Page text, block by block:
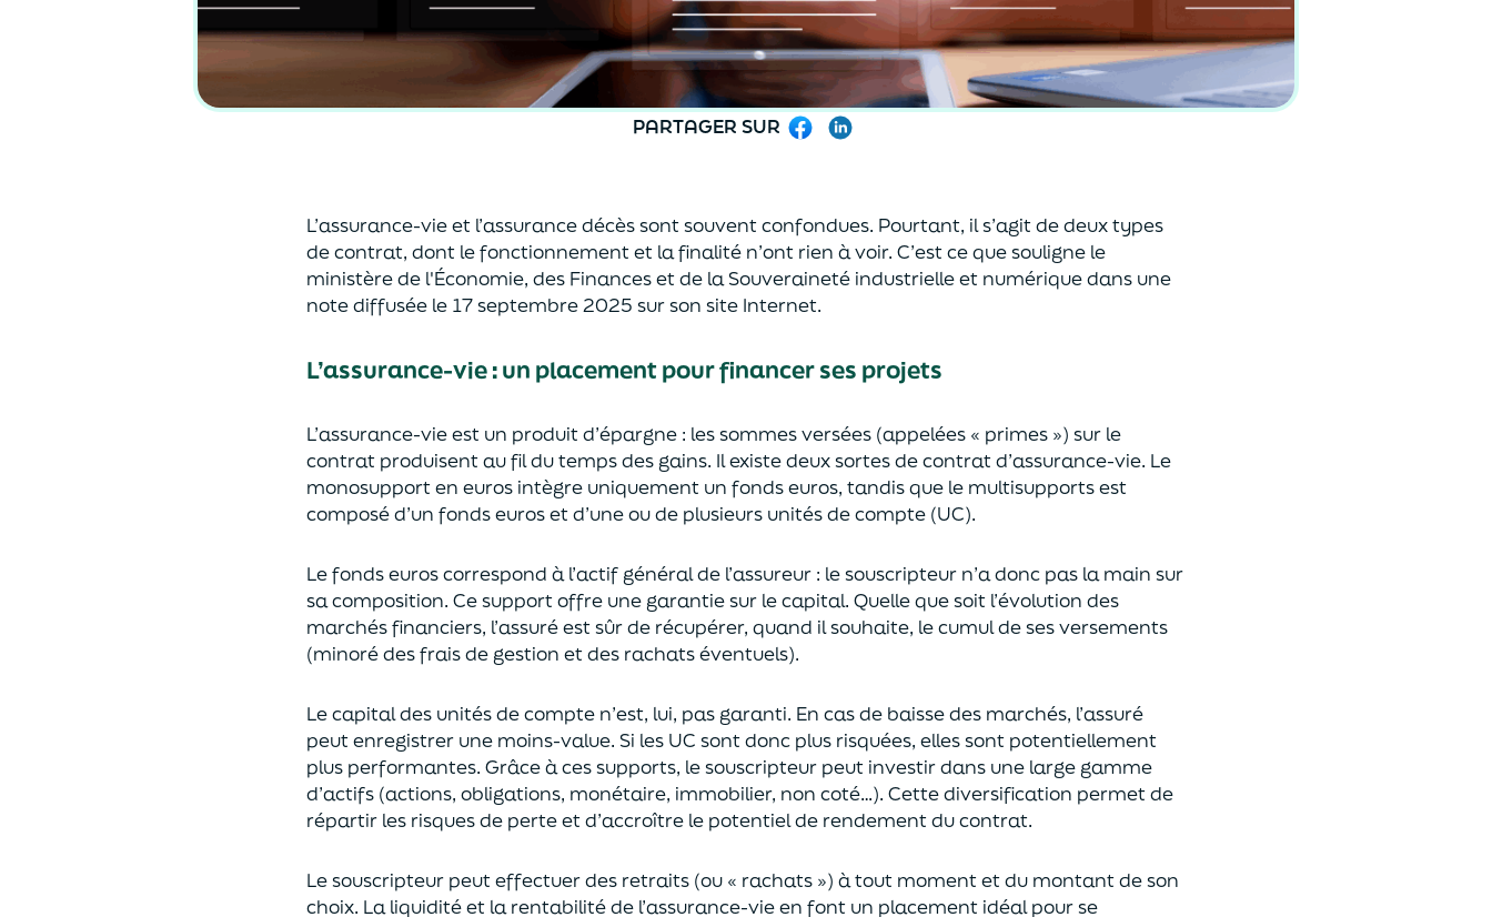
PARTAGER SUR Facebook
L’assurance-vie et l’assurance décès sontsouventconfondues. Pourtant, il s’agit de deux types
de contrat, dont le fonctionnement et la finalité n’ont rien à voir. C’est ce que souligne le
ministère de l'Économie, des Financeset de la Souveraineté industrielle et numériquedans une
note diffusée le 17 septembre 2025 sur son site Internet.
L’assurance-vie : un placement pour financer ses projets
L’assurance-vie est un produit d’épargne : les sommes versées (appelées « primes ») sur le
contrat produisent au fil du temps des gains. Il existe deux sortesde contrat d’assurance-vie. Le
monosupport en euros intègre uniquement un fonds euros, tandis que le multisupports est
composé d’un fonds euros et d’une ou de plusieurs unités de compte (UC).
Le fonds euros correspond à l’actif général de l’assureur : le souscripteur n’a donc pas la main sur
sa composition. Ce support offre une garantie sur le capital. Quelle que soit l’évolution des
marchés financiers, l’assuré est sûr de récupérer, quand il souhaite, le cumul de ses versements
(minoré des frais de gestion et des rachats éventuels).
Le capital des unités de compte n’est, lui, pas garanti. En casde baisse des marchés, l’assuré
peut enregistrer une moins-value. Si les UC sont donc plus risquées, elles sont potentiellement
plus performantes. Grâce à ces supports, le souscripteur peut investir dans une large gamme
d’actifs (actions, obligations, monétaire, immobilier, non coté…). Cette diversification permet de
répartir les risques de perte et d’accroître le potentielde rendement du contrat.
Le souscripteur peut effectuer des retraits (ou « rachats ») à tout moment et du montant de son
choix. Laliquiditéet la rentabilité de l’assurance-vie en font un placement idéal pour se